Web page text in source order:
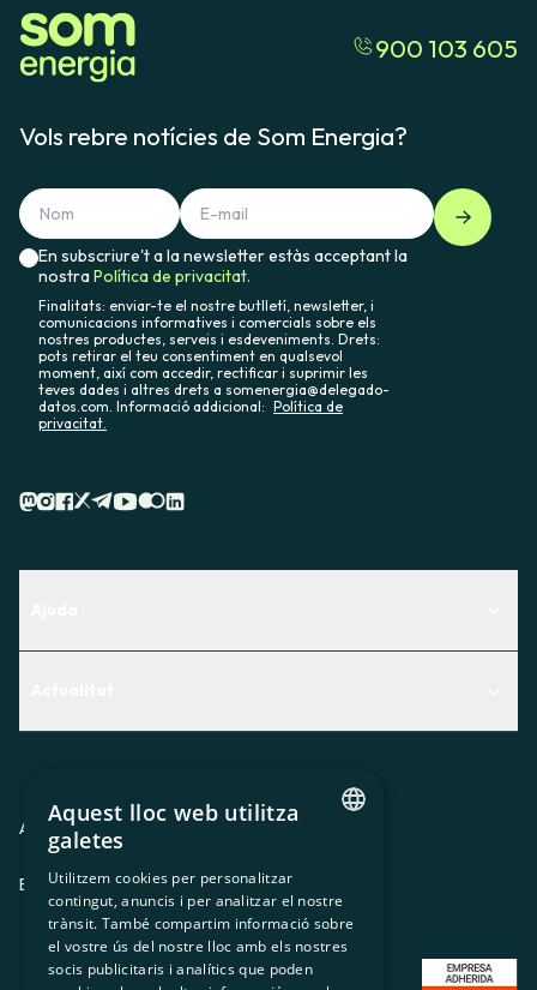
900 103 605
Vols rebre notícies de Som Energia?
En subscriure't a la newsletter estàs acceptant la
nostraPolítica de privacitat.
Finalitats: enviar-te el nostre butlletí, newsletter, i
comunicacions informatives i comercials sobre els
nostres productes, serveis i esdeveniments. Drets:
pots retirar el teu consentiment en qualsevol
moment, així com accedir, rectificar i suprimir les
teves dades i altres drets a somenergia@delegado-
datos.com. Informació addicional: Política de
privacitat.
Premsa
Treballa amb nosaltres
Avis legal Política de privacitatPolítica de cookies
ES CAGLEU
SPANISH
GL
BASQUE
Aquest lloc web utilitza
galetes
Utilitzem cookies per personalitzar
contingut, anuncis i per analitzar el nostre
trànsit. També compartim informació sobre
el vostre ús del nostre lloc amb els nostres
socis publicitaris i analítics que poden